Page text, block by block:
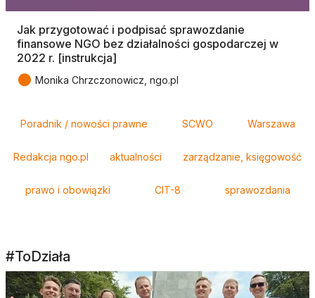
Jak przygotować i podpisać sprawozdanie
finansowe NGO bez działalności gospodarczej w
2022 r. [instrukcja]
● Monika Chrzczonowicz, ngo.pl
Poradnik / nowości prawne SCWO Warszawa
Redakcja ngo.pl aktualności zarządzanie, księgowość
prawo i obowiązki CIT-8 sprawozdania
#ToDziała